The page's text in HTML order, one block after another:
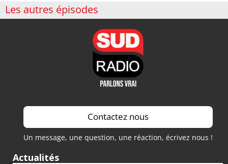
Les autres épisodes
Contactez nous
Un message, une question, une réaction, écrivez nous !
Actualités